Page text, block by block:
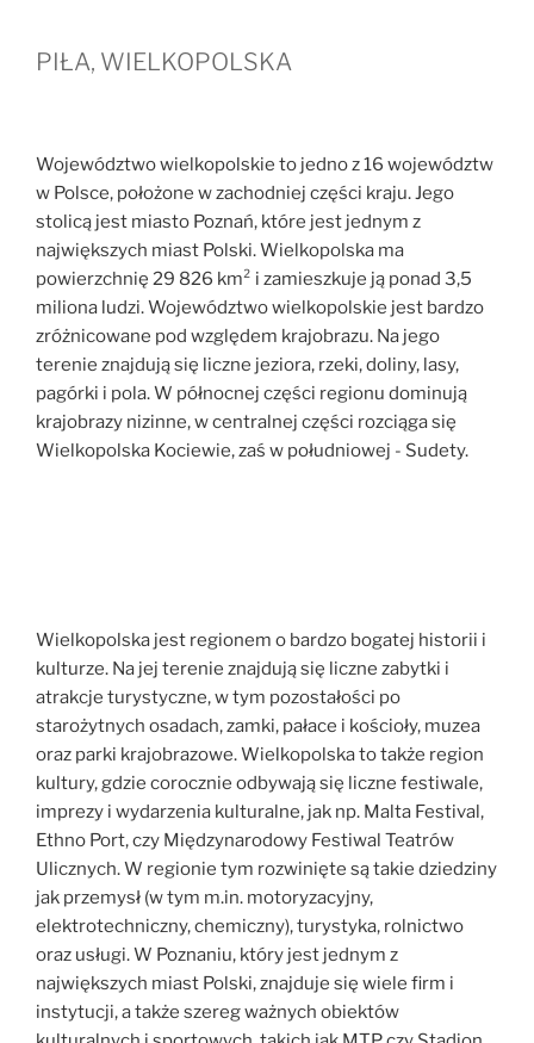
PIŁA, WIELKOPOLSKA
Województwo wielkopolskie to jedno z 16 województw
w Polsce, położone w zachodniej części kraju. Jego
stolicą jest miasto Poznań, które jest jednym z
największych miast Polski. Wielkopolska ma
powierzchnię 29 826 km² i zamieszkuje ją ponad 3,5
miliona ludzi. Województwo wielkopolskie jest bardzo
zróżnicowane pod względem krajobrazu. Na jego
terenie znajdują się liczne jeziora, rzeki, doliny, lasy,
pagórki i pola. W północnej części regionu dominują
krajobrazy nizinne, w centralnej części rozciąga się
Wielkopolska Kociewie, zaś w południowej - Sudety.
Wielkopolska jest regionem o bardzo bogatej historii i
kulturze. Na jej terenie znajdują się liczne zabytki i
atrakcje turystyczne, w tym pozostałości po
starożytnych osadach, zamki, pałace i kościoły, muzea
oraz parki krajobrazowe. Wielkopolska to także region
kultury, gdzie corocznie odbywają się liczne festiwale,
imprezy i wydarzenia kulturalne, jak np. Malta Festival,
Ethno Port, czy Międzynarodowy Festiwal Teatrów
Ulicznych. W regionie tym rozwinięte są takie dziedziny
jak przemysł (w tym m.in. motoryzacyjny,
elektrotechniczny, chemiczny), turystyka, rolnictwo
oraz usługi. W Poznaniu, który jest jednym z
największych miast Polski, znajduje się wiele firm i
instytucji, a także szereg ważnych obiektów